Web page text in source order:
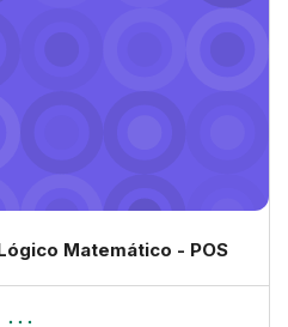
Matemático - POS